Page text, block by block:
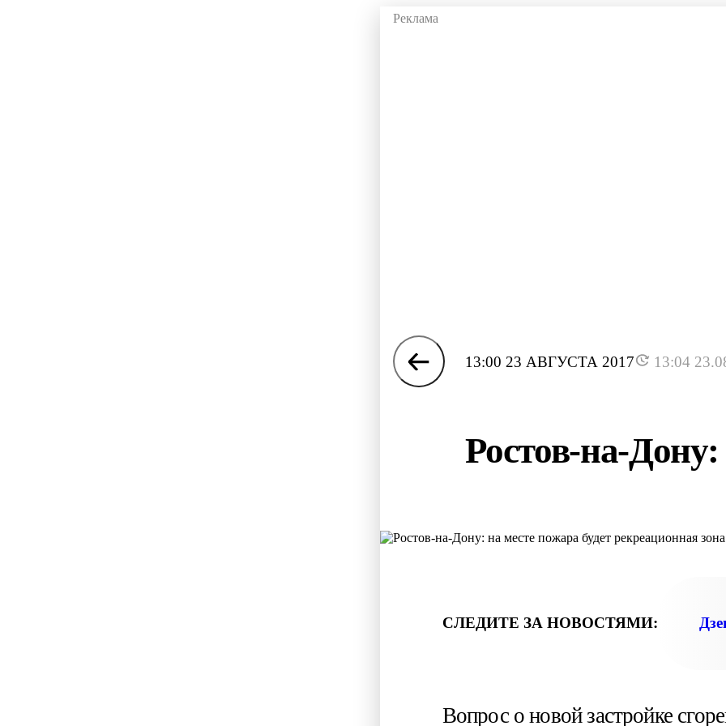
13:00 23 АВГУСТА 2017 13:04
Ростов-на-Дону:
СЛЕДИТЕ ЗА НОВОСТЯМИ:
Вопрос о новой застройке